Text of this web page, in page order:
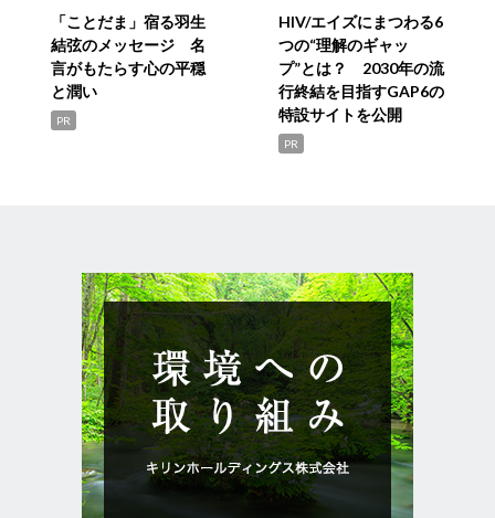
「ことだま」宿る羽生
結弦のメッセージ 名
言がもたらす心の平穏
と潤い
PR
HIV/エイズにまつわる6
つの“理解のギャッ
プ”とは？ 2030年の流
行終結を目指すGAP6の
特設サイトを公開
PR